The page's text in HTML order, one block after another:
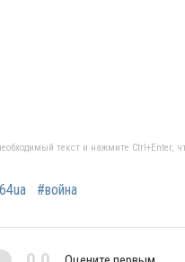
текст и нажмите Ctrl+Enter,
#война